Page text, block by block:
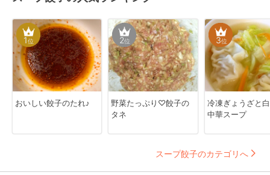
1位
おいしい餃子のたれ♪
2位
野菜たっぷり♡餃子の
タネ
3位
冷凍ぎょうざと
中華スープ
スープ餃子のカテゴリへ